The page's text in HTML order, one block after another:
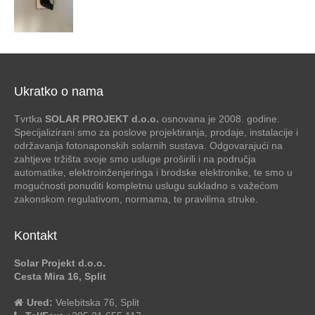
Ukratko o nama
Tvrtka SOLAR PROJEKT d.o.o. osnovana je 2008. godine.
Specijalizirani smo za poslove projektiranja, prodaje, instalacije i
održavanja fotonaponskih solarnih sustava. Odgovarajući na
zahtjeve tržišta svoje smo usluge proširili i na područja
automatike, elektroinženjeringa i brodske elektronike, te smo u
mogućnosti ponuditi kompletnu uslugu sukladno s važećom
zakonskom regulativom, normama, te pravilima struke.
Kontakt
Solar Projekt d.o.o.
Cesta Mira 16, Split
Ured: Velebitska 76, Split